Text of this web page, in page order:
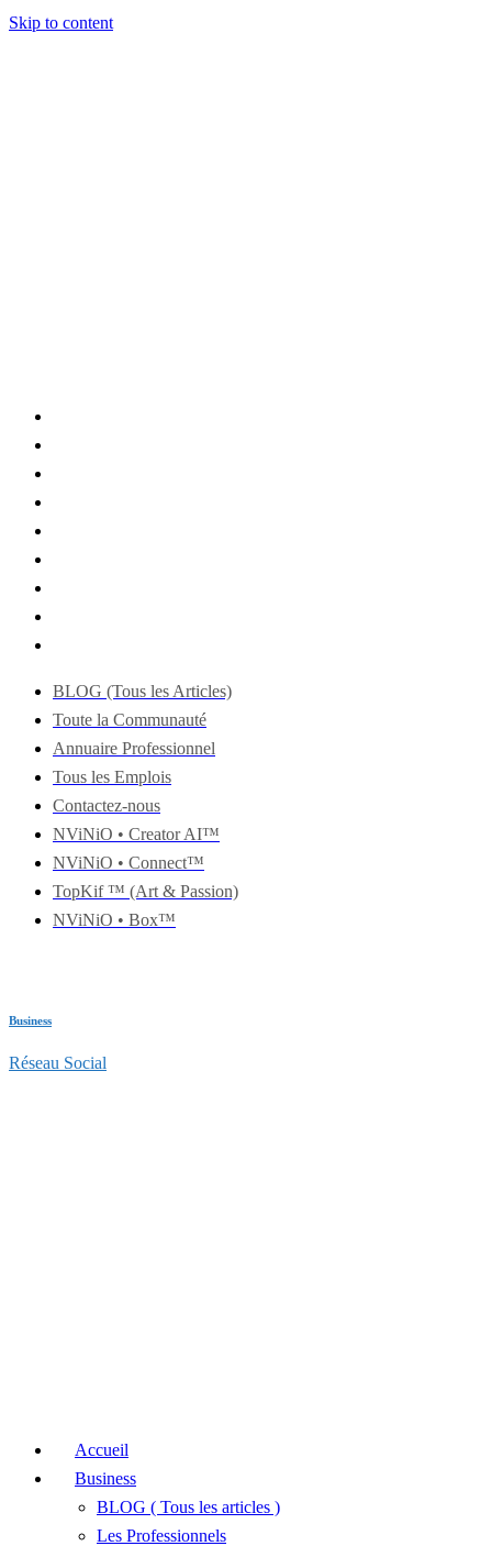
Skip to content
BLOG (Tous les Articles)
Toute la Communauté
Annuaire Professionnel
Tous les Emplois
Contactez-nous
NViNiO • Creator AI™
NViNiO • Connect™
TopKif ™ (Art & Passion)
NViNiO • Box™
Business
Réseau Social
Accueil
Business
BLOG ( Tous les articles )
Les Professionnels